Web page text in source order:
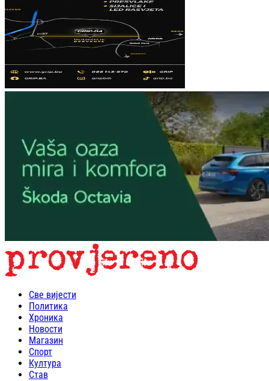
Све вијести
Политика
Хроника
Новости
Магазин
Спорт
Култура
Став